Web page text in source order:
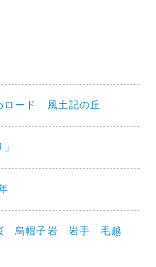
ロード 風土記の丘
烏帽子岩 岩手 毛越